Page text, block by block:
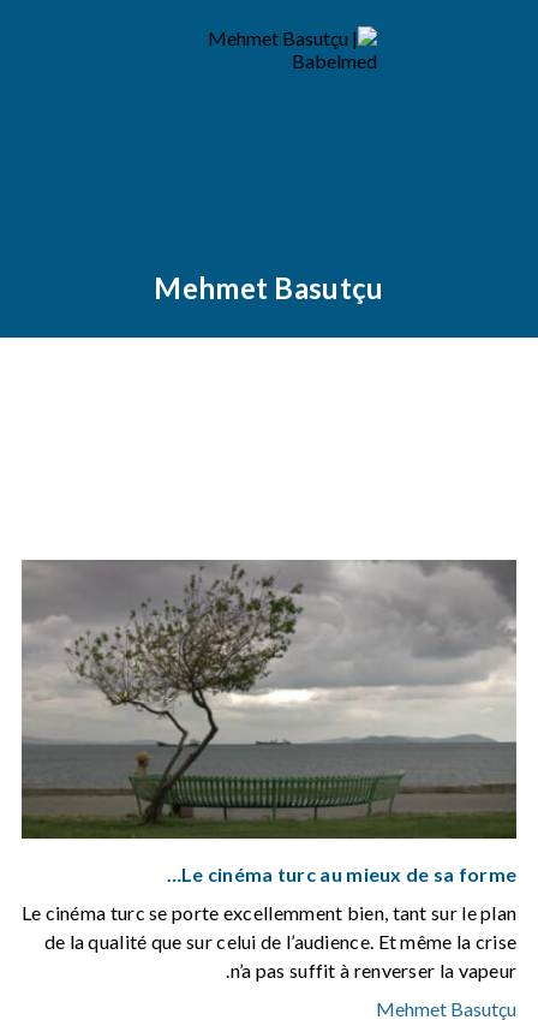
Mehmet Basutçu
Le cinéma turc au mieux de sa forme…
Le cinéma turc se porte excellemment bien, tant sur le plan
de la qualité que sur celui de l’audience. Et même la crise
n’a pas suffit à renverser la vapeur.
Mehmet Basutçu